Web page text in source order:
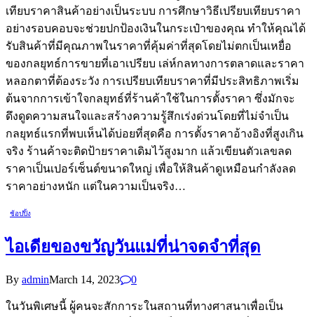
เทียบราคาสินค้าอย่างเป็นระบบ การศึกษาวิธีเปรียบเทียบราคา
อย่างรอบคอบจะช่วยปกป้องเงินในกระเป๋าของคุณ ทำให้คุณได้
รับสินค้าที่มีคุณภาพในราคาที่คุ้มค่าที่สุดโดยไม่ตกเป็นเหยื่อ
ของกลยุทธ์การขายที่เอาเปรียบ เล่ห์กลทางการตลาดและราคา
หลอกตาที่ต้องระวัง การเปรียบเทียบราคาที่มีประสิทธิภาพเริ่ม
ต้นจากการเข้าใจกลยุทธ์ที่ร้านค้าใช้ในการตั้งราคา ซึ่งมักจะ
ดึงดูดความสนใจและสร้างความรู้สึกเร่งด่วนโดยที่ไม่จำเป็น
กลยุทธ์แรกที่พบเห็นได้บ่อยที่สุดคือ การตั้งราคาอ้างอิงที่สูงเกิน
จริง ร้านค้าจะติดป้ายราคาเดิมไว้สูงมาก แล้วเขียนตัวเลขลด
ราคาเป็นเปอร์เซ็นต์ขนาดใหญ่ เพื่อให้สินค้าดูเหมือนกำลังลด
ราคาอย่างหนัก แต่ในความเป็นจริง…
ช้อปปิ้ง
ไอเดียของขวัญวันแม่ที่น่าจดจำที่สุด
By adminMarch 14, 2023 0
ในวันพิเศษนี้ ผู้คนจะสักการะในสถานที่ทางศาสนาเพื่อเป็น